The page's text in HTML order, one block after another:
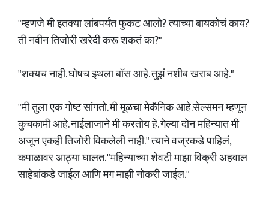
"म्हणजे मी इतक्या लांबपर्यंत फुकट आलो? त्याच्या बायकोचं काय?
ती नवीन तिजोरी खरेदी करू शकतं का?"
"शक्यच नाही. घोषच इथला बॉस आहे. तुझं नशीब खराब आहे."
"मी तुला एक गोष्ट सांगतो. मी मूळचा मेकॅनिक आहे.सेल्समन म्हणून
कुचकामी आहे. नाईलाजाने मी करतोय हे. गेल्या दोन महिन्यात मी
अजून एकही तिजोरी विकलेली नाही." त्याने वज्रकडे पाहिलं,
कपाळावर आठ्या घालत. "महिन्याच्या शेवटी माझा विक्री अहवाल
साहेबांकडे जाईल आणि मग माझी नोकरी जाईल."